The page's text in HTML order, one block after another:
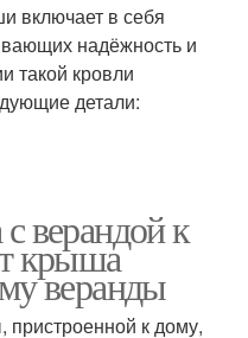
включает в себя
надёжность и
такой кровли
детали:
верандой к
крыша
веранды
пристроенной к дому,